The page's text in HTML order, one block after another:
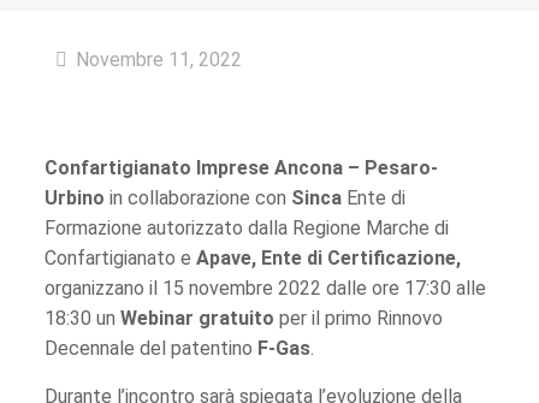
Novembre 11, 2022
Confartigianato Imprese Ancona – Pesaro-
Urbino in collaborazione con SincaEnte di
Formazione autorizzato dalla Regione Marche di
Confartigianato e Apave, Ente di Certificazione,
organizzano il 15 novembre 2022 dalle ore 17:30 alle
18:30 un Webinar gratuito per il primo Rinnovo
Decennale del patentino F-Gas.
Durante l’incontro sarà spiegata l’evoluzione della